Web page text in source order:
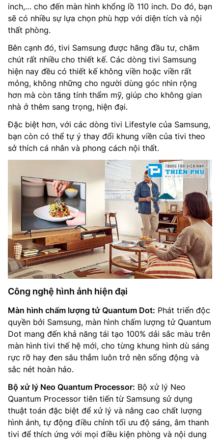
inch,… cho đến màn hình khổng lồ 110 inch. Do đó, bạn
sẽ có nhiều sự lựa chọn phù hợp với diện tích và nội
thất phòng.
Bên cạnh đó, tivi Samsung được hãng đầu tư, chăm
chút rất nhiều cho thiết kế. Các dòng tivi Samsung
hiện nay đều có thiết kế không viền hoặc viền rất
mỏng, không những cho người dùng góc nhìn rộng
hơn mà còn tăng tính thẩm mỹ, giúp cho không gian
nhà ở thêm sang trọng, hiện đại.
Đặc biệt hơn, với các dòng tivi Lifestyle của Samsung,
bạn còn có thể tự ý thay đổi khung viền của tivi theo
sở thích cá nhân và phong cách nội thất.
Công nghệ hình ảnh hiện đại
Màn hình chấm lượng tử Quantum Dot: Phát triển độc
quyền bởi Samsung, màn hình chấm lượng tử Quantum
Dot mang đến khả năng tái tạo 100% dải sắc màu trên
màn hình tivi thế hệ mới, cho từng khung hình dù sáng
rực rỡ hay đen sâu thẳm luôn trở nên sống động và
sắc nét hoàn hảo.
Bộ xử lý Neo Quantum Processor: Bộ xử lý Neo
Quantum Processor tiên tiến từ Samsung sử dụng
thuật toán đặc biệt để xử lý và nâng cao chất lượng
hình ảnh, tự động điều chỉnh tối ưu độ sáng, âm thanh
tivi để thích ứng với mọi điều kiện phòng và nội dung